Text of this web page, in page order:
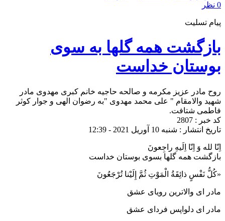
0 نظر
پیام تسلیت
بازگشت همه گلها به سوی
بوستان خداست
روح مادر عزیز مکرمه و صالحه حاجیه خانم کبری مهدوی مادر
شهید والامقام " علی محمد مهدوی "به رضوان الهی و جوار کوثر
فاطمی شتافت.
کد خبر : 2807
تاریخ انتشار : شنبه 10 آوریل 2021 - 12:39
اِنّا لله وَ اِنّا اِلَیهِ راجِعونَ
بازگشت همه گلها بسوی بوستان خداست
«كُلُّ نَفْسٍ ذائِقَةُ الْمَوْتِ ثُمَّ إِلَيْنا تُرْجَعُونَ
مادر ای والاترین رویای عشق
مادر ای دلواپس فردای عشق